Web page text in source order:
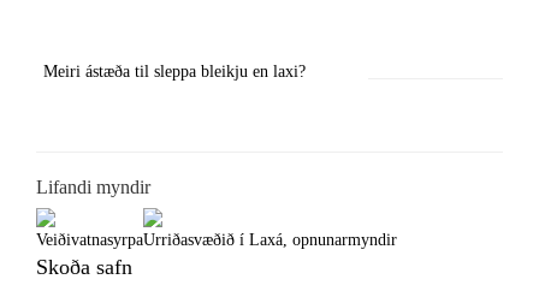
Meiri ástæða til sleppa bleikju en laxi?
Lifandi myndir
VeiðivatnasyrpaUrriðasvæðið í Laxá, opnunarmyndir
Skoða safn